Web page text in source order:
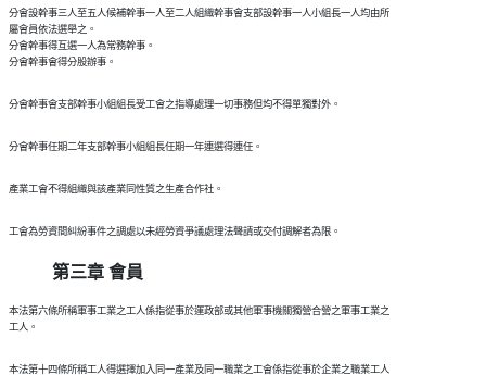
  分會設幹事三人至五人候補幹事一人至二人組織幹事會支部設幹事一人小組長一人均由所
  屬會員依法選舉之。
  分會幹事得互選一人為常務幹事。
第三章 會員
  本法第六條所稱軍事工業之工人係指從事於運政部或其他軍事機關獨營合營之軍事工業之
  本法第十四條所稱工人得選擇加入同一產業及同一職業之工會係指從事於企業之職業工人